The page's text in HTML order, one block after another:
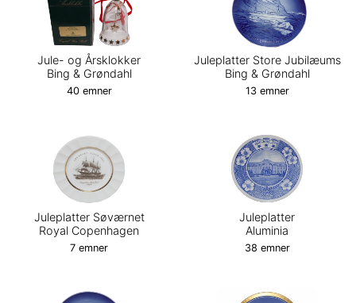
Jule- og Årsklokker
Bing & Grøndahl
40 emner
Juleplatter Store Jubilæums
Bing & Grøndahl
13 emner
Juleplatter Søværnet
Royal Copenhagen
7 emner
Juleplatter
Aluminia
38 emner